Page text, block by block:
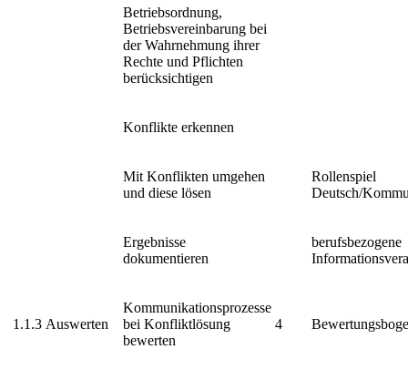
Betriebsordnung,
Betriebsvereinbarung bei
der Wahrnehmung ihrer
Rechte und Pflichten
berücksichtigen
Konflikte erkennen
Mit Konflikten umgehen
und diese lösen
Rollenspiel
Deutsch/
Ergebnisse
dokumentieren
berufsbezogene
1.1.3 Auswerten
Kommunikationsprozesse
bei Konfliktlösung
bewerten
4